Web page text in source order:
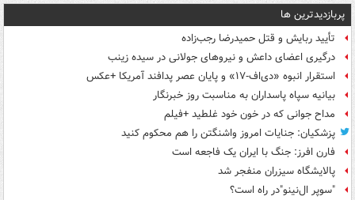
پربازدیدترین ها
تأیید ربایش و قتل حمیدرضا رجب‌زاده
درگیری اعضای داعش و نیروهای جولانی در سیده زینب
استقرار انبوه «دی‌اف‑۱۷» و پایان عصر پدافند آمریکا +عکس
بیانیه سپاه پاسداران به مناسبت روز خبرنگار
مداح جوانی که در خون خود غلطید +فیلم
پزشکیان: جنایات امروز واشنگتن را هم محکوم کنید
فارن افرز: جنگ با ایران یک فاجعه است
پالایشگاه سیزران منفجر شد
"سوپر ال‌نینو"در راه است؟